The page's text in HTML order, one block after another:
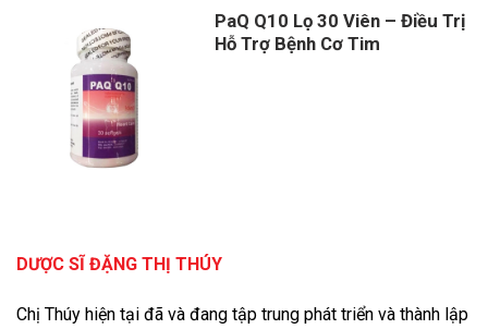
PaQ Q10 Lọ 30 Viên – Điều Trị
Hỗ Trợ Bệnh Cơ Tim
DƯỢC SĨ ĐẶNG THỊ THÚY
Chị Thúy hiện tại đã và đang tập trung phát triển và thành lập